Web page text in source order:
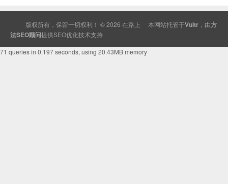
版权所有，保留一切权利！ © 2026 在路上 本网站托管于Vultr ，由方
法SEO顾问提供SEO优化技术支持
71 queries in 0.197 seconds, using 20.43MB memory